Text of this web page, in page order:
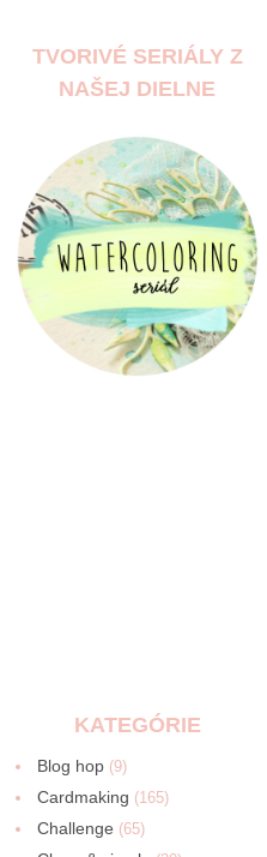
TVORIVÉ SERIÁLY Z
NAŠEJ DIELNE
KATEGÓRIE
Blog hop (9)
Cardmaking (165)
Challenge (65)